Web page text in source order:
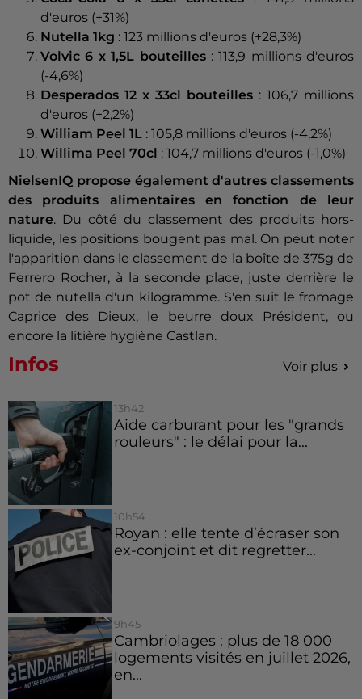
d'euros (+31%)
Nutella 1kg : 123 millions d'euros (+28,3%)
Volvic 6 x 1,5L bouteilles: 113,9 millions d'euros
(-4,6%)
Desperados 12 x 33cl bouteilles : 106,7 millions
d'euros (+2,2%)
William Peel 1L : 105,8 millions d'euros (-4,2%)
Willima Peel 70cl : 104,7 millions d'euros (-1,0%)
NielsenIQ propose également d'autres classements
des produits alimentaires en fonction de leur
nature. Du côté du classement des produits hors-
liquide, les positions bougent pas mal. On peut noter
l'apparition dans le classement de la boîte de 375g de
Ferrero Rocher, à la seconde place, juste derrière le
pot de nutella d'un kilogramme. S'en suit le fromage
Caprice des Dieux, le beurre doux Président, ou
encore la litière hygiène Castlan.
Infos Voir plus
13h42
Aide carburant pour les "grands
rouleurs" : le délai pour la...
10h54
Royan : elle tente d’écraser son
ex-conjoint et dit regretter...
9h45
Cambriolages : plus de 18 000
logements visités en juillet 2026,
en...